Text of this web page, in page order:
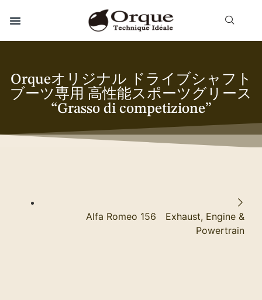
Orqueオリジナル ドライブシャフト
ブーツ専用 高性能スポーツグリース
“Grasso di competizione”
Alfa Romeo 156 Exhaust, Engine &
Powertrain